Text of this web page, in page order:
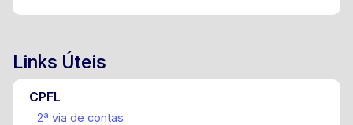
Links Úteis
CPFL
2ª via de contas